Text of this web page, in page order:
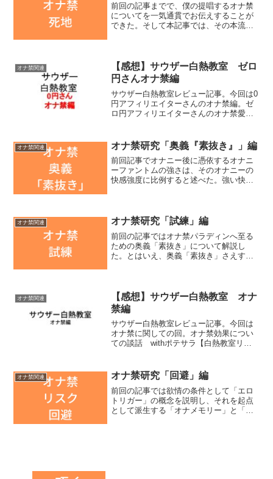
前回の記事までで、僕の提唱するオナ禁
についてを一気通貫でお伝えすることが
できた。そして本記事では、その本流の
る。僕はこの3年間、オナ...
オナ禁関連
【感想】サウザー白熱教室 ゼロ
円さんオナ禁編
サウザー白熱教室レビュー記事。今回は0
円アフィリエイターさんのオナ禁編。ゼ
ロ円アフィリエイターさんのオナ禁愛と
での収録とのこと。ゼロ円アフィリエイ
ターさんについて...
オナ禁関連 オナ禁研究「奥義『素抜き』」編
前回記事でオナニー後に憑依するオナニ
ーファントムの強さは、そのオナニーの
快感強度に比例すると述べた。強い快感=
ば、脳内物質も減り、...
オナ禁関連 オナ禁研究「試練」編
前回の記事ではオナ禁パラディンへ至る
ための奥義「素抜き」について解説し
た。とはいえ、奥義「素抜き」さえすれ
難しさについて考えたとき、...
オナ禁関連
【感想】サウザー白熱教室 オナ
禁編
サウザー白熱教室レビュー記事。今回は
オナ禁に関しての回。オナ禁効果につい
ての談話 withポテサラ【白熱教室リト
う名の通り、通常のシリーズではなくス
ピンアウトの位置...
オナ禁関連 オナ禁研究「回避」編
前回の記事では欲情の条件として「エロ
トリガー」の概念を説明し、それを起点
として派生する「オナメモリー」と「オ